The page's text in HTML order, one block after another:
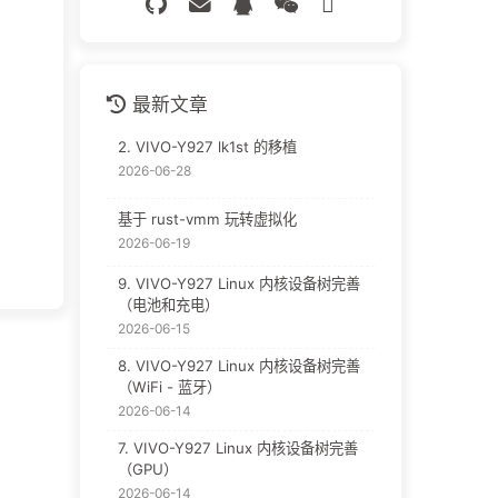
最新文章
2. VIVO-Y927 lk1st 的移植
2026-06-28
基于 rust-vmm 玩转虚拟化
2026-06-19
9. VIVO-Y927 Linux 内核设备树完善
（电池和充电）
2026-06-15
8. VIVO-Y927 Linux 内核设备树完善
（WiFi - 蓝牙）
2026-06-14
7. VIVO-Y927 Linux 内核设备树完善
（GPU）
2026-06-14